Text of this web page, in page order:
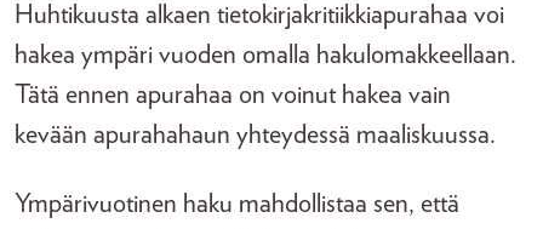
Huhtikuusta alkaen tietokirjakritiikkiapurahaa voi
hakea ympäri vuoden omalla hakulomakkeellaan.
Tätä ennen apurahaa on voinut hakea vain
kevään apurahahaun yhteydessä maaliskuussa.
Ympärivuotinen haku mahdollistaa sen, että